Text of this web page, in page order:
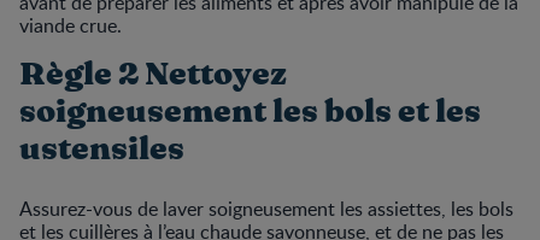
viande crue.
Règle 2 Nettoyez
soigneusement les bols et les
ustensiles
Assurez-vous de laver soigneusement les assiettes, les bols
et les cuillères à l’eau chaude savonneuse, et de ne pas les